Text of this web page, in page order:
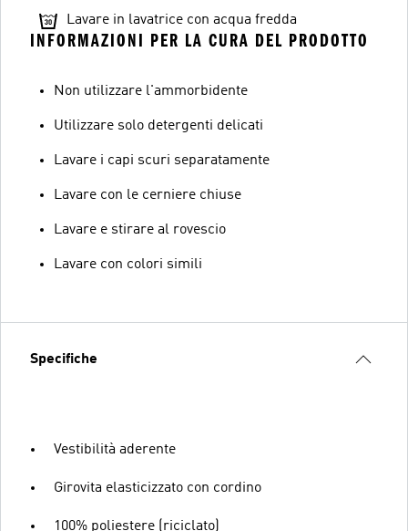
Lavare in lavatrice con acqua fredda
INFORMAZIONI PER LA CURA DEL PRODOTTO
Non utilizzare l'ammorbidente
Utilizzare solo detergenti delicati
Lavare i capi scuri separatamente
Lavare con le cerniere chiuse
Lavare e stirare al rovescio
Lavare con colori simili
Specifiche
Vestibilità aderente
Girovita elasticizzato con cordino
100% poliestere (riciclato)